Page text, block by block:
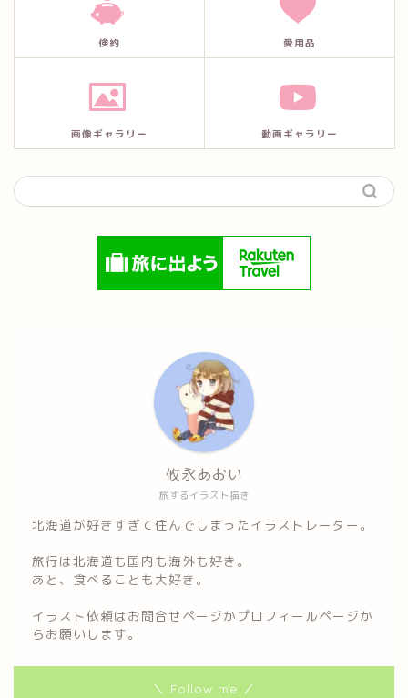
倹約 愛用品
画像ギャラリー 動画ギャラリー
旅するイラスト描き
攸永あおい
北海道が好きすぎて住んでしまったイラストレーター。
旅行は北海道も国内も海外も好き。
あと、食べることも大好き。
イラスト依頼はお問合せページかプロフィールページか
らお願いします。
＼ Follow me ／